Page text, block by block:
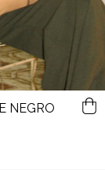
NEGRO